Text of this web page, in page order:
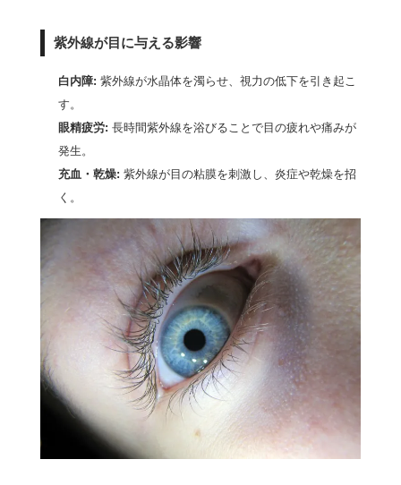
紫外線が目に与える影響
白内障: 紫外線が水晶体を濁らせ、視力の低下を引き起こ
す。
眼精疲労: 長時間紫外線を浴びることで目の疲れや痛みが
発生。
充血・乾燥: 紫外線が目の粘膜を刺激し、炎症や乾燥を招
く。